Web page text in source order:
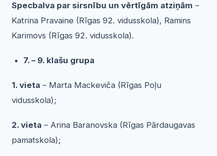
Specbalva par sirsnību un vērtīgām atziņām –
Katrina Pravaine (Rīgas 92. vidusskola), Ramins
Karimovs (Rīgas 92. vidusskola).
7. – 9. klašu grupa
1. vieta – Marta Mackeviča (Rīgas Poļu
vidusskola);
2. vieta – Arina Baranovska (Rīgas Pārdaugavas
pamatskola);